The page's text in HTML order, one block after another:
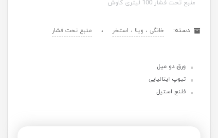
منبع تحت فشار 100 لیتری کاوش
دسته: خانگی ، ویلا ، استخر ، منبع تحت فشار
ورق دو میل
تیوپ ایتالیایی
فلنج استیل